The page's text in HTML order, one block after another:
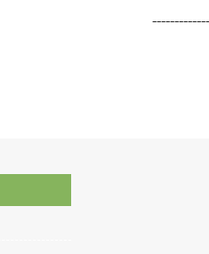
ทาความเดือดร้อนของชาวช้างสุรินทร์
กาลแห่งความสุข ให้ ผู้ป่วยเด็กในห้อง